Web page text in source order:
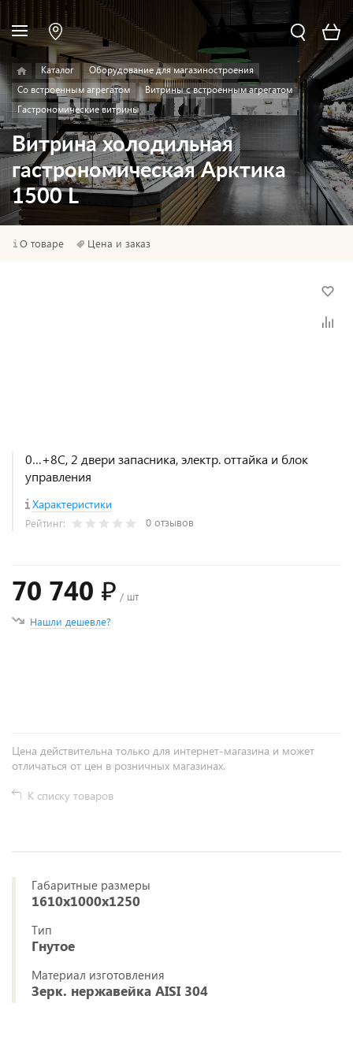
Каталог
Оборудование для магазиностроения
Со встроенным агрегатом
Витрины с встроенным агрегатом
Гастрономические витрины
Витрина холодильная
гастрономическая Арктика
1500 L
О товаре Цена и заказ
0…+8С, 2 двери запасника, электр. оттайка и блок
управления
Характеристики
Рейтинг: 0 отзывов
70 740 ₽ / шт
Нашли дешевле?
Цена действительна только для интернет-магазина и может
отличаться от цен в розничных магазинах.
К списку товаров
Габаритные размеры
1610х1000х1250
Тип
Гнутое
Материал изготовления
Зерк. нержавейка АISI 304